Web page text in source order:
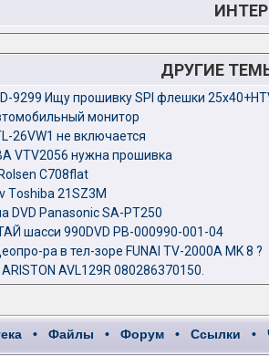
ДРУГИЕ
9299 Ищу прошивку SPI флешки
монитор
26VW1 не включается
VTV2056 нужна прошивка
C708flat
Tоshibа 21SZ3M
DVD Panasonic SA-PT250
шасси 990DVD PB-000990-001-04
ра в тел-зоре FUNAI TV-2000A MK 8 ?
AVL129R 080286370150.
• Файлы • Форум • Ссылки •